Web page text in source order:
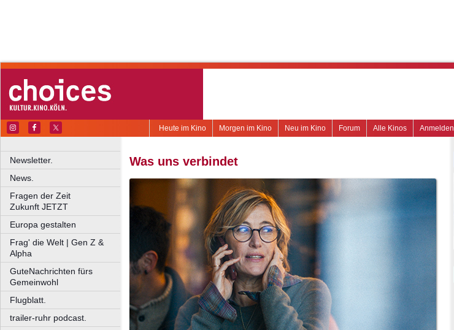
Anmelden
Alle Kinos
Forum
Neu im Kino
Morgen im Kino
Heute im Kino
Newsletter.
News.
Fragen der Zeit
Zukunft JETZT
Europa gestalten
Frag' die Welt | Gen Z &
Alpha
GuteNachrichten fürs
Gemeinwohl
Flugblatt.
trailer-ruhr podcast.
Was uns verbindet